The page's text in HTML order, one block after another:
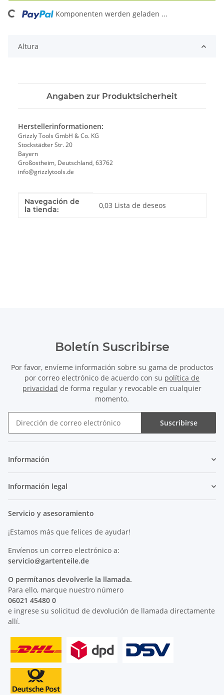
Loading... Komponenten werden geladen ...
Altura
Angaben zur Produktsicherheit
Herstellerinformationen:
Grizzly Tools GmbH & Co. KG
Stockstädter Str. 20
Bayern
Großostheim, Deutschland, 63762
info@grizzlytools.de
Valor
Fabricante
Navegación de
la tienda:
0,03 Lista de deseos
Boletín Suscribirse
Por favor, envíeme información sobre su gama de productos
por correo electrónico de acuerdo con su política de
privacidad de forma regular y revocable en cualquier
momento.
Suscribirse
Información
Información legal
Servicio y asesoramiento
¡Estamos más que felices de ayudar!
Envíenos un correo electrónico a:
servicio@gartenteile.de
O permítanos devolverle la llamada.
Para ello, marque nuestro número
06021 45480 0
e ingrese su solicitud de devolución de llamada directamente
allí.